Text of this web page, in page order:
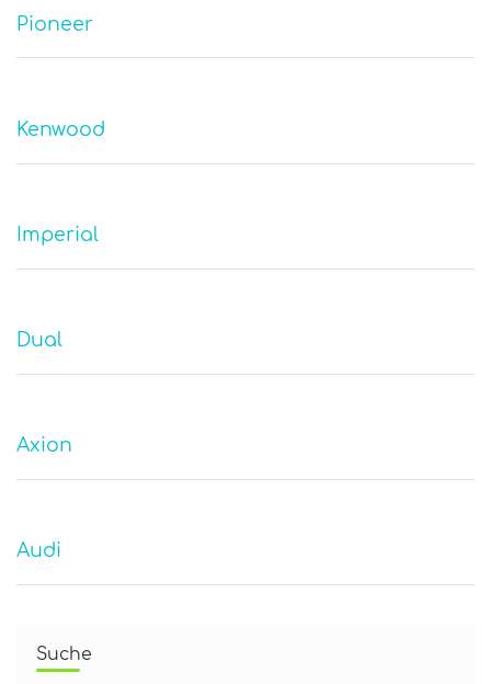
Pioneer
Kenwood
Imperial
Dual
Axion
Audi
Suche